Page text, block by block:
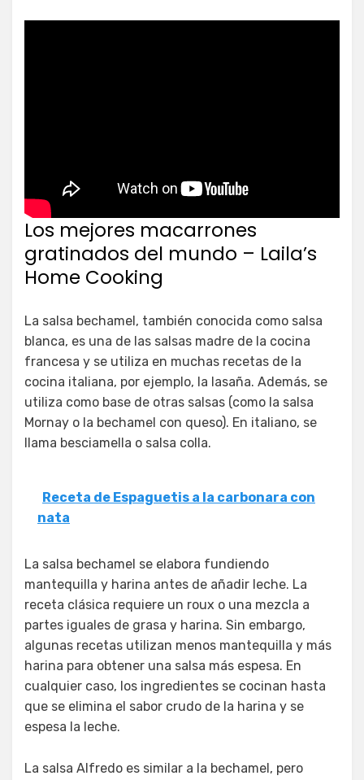
Los mejores macarrones
gratinados del mundo – Laila’s
Home Cooking
La salsa bechamel, también conocida como salsa
blanca, es una de las salsas madre de la cocina
francesa y se utiliza en muchas recetas de la
cocina italiana, por ejemplo, la lasaña. Además, se
utiliza como base de otras salsas (como la salsa
Mornay o la bechamel con queso). En italiano, se
llama besciamella o salsa colla.
Receta de Espaguetis a la carbonara con
nata
La salsa bechamel se elabora fundiendo
mantequilla y harina antes de añadir leche. La
receta clásica requiere un roux o una mezcla a
partes iguales de grasa y harina. Sin embargo,
algunas recetas utilizan menos mantequilla y más
harina para obtener una salsa más espesa. En
cualquier caso, los ingredientes se cocinan hasta
que se elimina el sabor crudo de la harina y se
espesa la leche.
La salsa Alfredo es similar a la bechamel, pero